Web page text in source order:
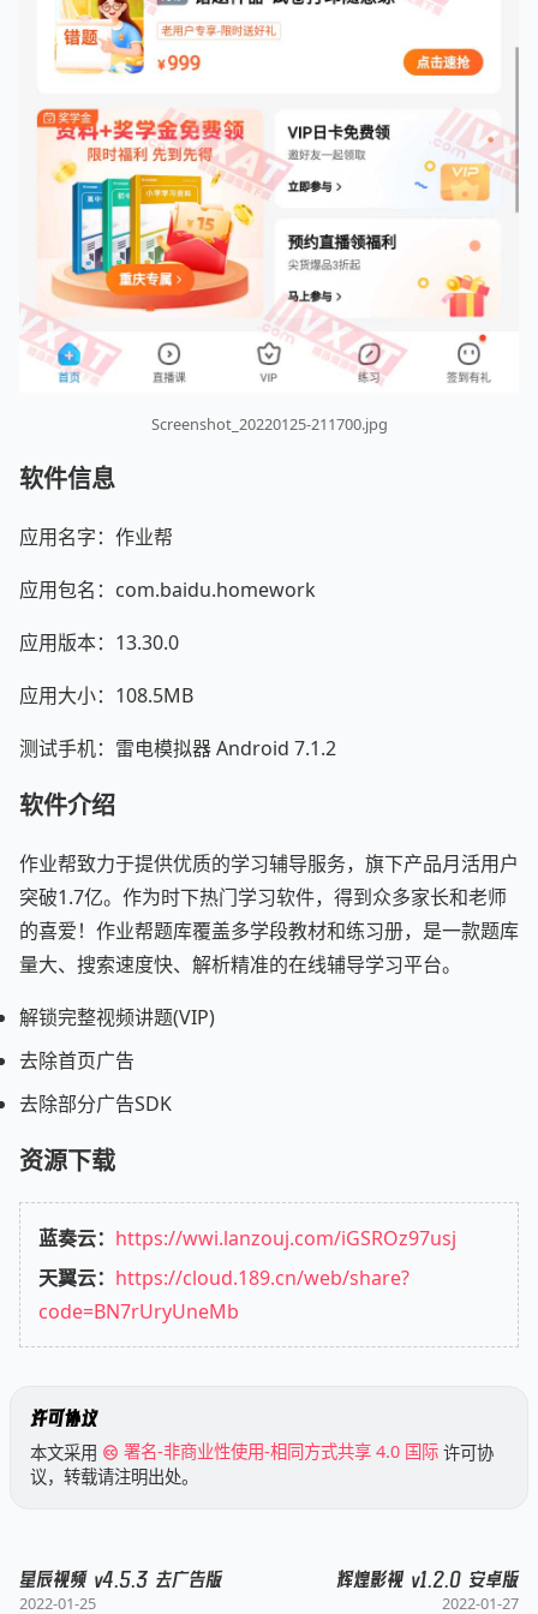
Screenshot_20220125-211700.jpg
软件信息
应用名字：作业帮
应用包名：com.baidu.homework
应用版本：13.30.0
应用大小：108.5MB
测试手机：雷电模拟器 Android 7.1.2
软件介绍
作业帮致力于提供优质的学习辅导服务，旗下产品月活用户
突破1.7亿。作为时下热门学习软件，得到众多家长和老师
的喜爱！作业帮题库覆盖多学段教材和练习册，是一款题库
量大、搜索速度快、解析精准的在线辅导学习平台。
解锁完整视频讲题(VIP)
去除首页广告
去除部分广告SDK
资源下载
蓝奏云： https://wwi.lanzouj.com/iGSROz97usj
天翼云： https://cloud.189.cn/web/share?
code=BN7rUryUneMb
许可协议
本文采用 署名-非商业性使用-相同方式共享 4.0 国际 许可协
议，转载请注明出处。
星辰视频 v4.5.3 去广告版
2022-01-25
辉煌影视 v1.2.0 安卓版
2022-01-27